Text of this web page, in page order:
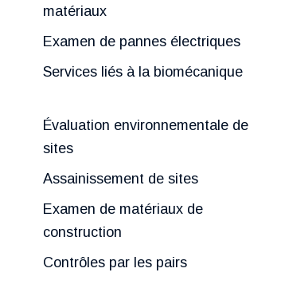
matériaux
Examen de pannes électriques
Services liés à la biomécanique
Évaluation environnementale de
sites
Assainissement de sites
Examen de matériaux de
construction
Contrôles par les pairs